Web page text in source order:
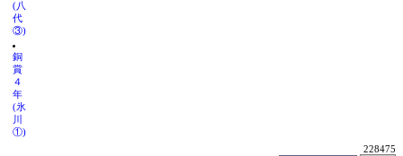
(八
代
③)
銅
賞
４
年
(氷
川
①)
228475